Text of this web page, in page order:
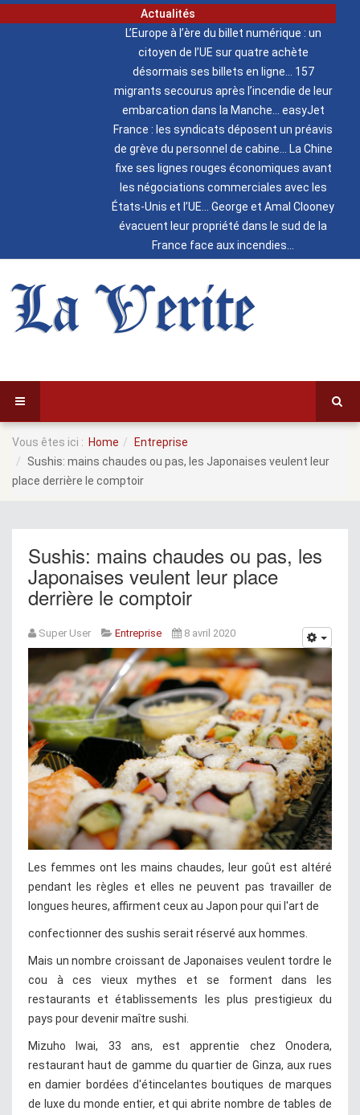
Actualités
L’Europe à l’ère du billet numérique : un
citoyen de l’UE sur quatre achète
désormais ses billets en ligne
157
migrants secourus après l’incendie de leur
embarcation dans la Manche
easyJet
France : les syndicats déposent un préavis
de grève du personnel de cabine
La Chine
fixe ses lignes rouges économiques avant
les négociations commerciales avec les
États-Unis et l’UE
George et Amal Clooney
évacuent leur propriété dans le sud de la
France face aux incendies
La Verite
Vous êtes ici : Home
Entreprise
Sushis: mains chaudes ou pas, les Japonaises veulent leur
place derrière le comptoir
Sushis: mains chaudes ou pas, les
Japonaises veulent leur place
derrière le comptoir
Super User Entreprise 8 avril 2020
Les femmes ont les mains chaudes, leur goût est altéré
pendant les règles et elles ne peuvent pas travailler de
longues heures, affirment ceux au Japon pour qui l'art de
confectionner des sushis serait réservé aux hommes.
Mais un nombre croissant de Japonaises veulent tordre le
cou à ces vieux mythes et se forment dans les
restaurants et établissements les plus prestigieux du
pays pour devenir maître sushi.
Mizuho Iwai, 33 ans, est apprentie chez Onodera,
restaurant haut de gamme du quartier de Ginza, aux rues
en damier bordées d'étincelantes boutiques de marques
de luxe du monde entier, et qui abrite nombre de tables de